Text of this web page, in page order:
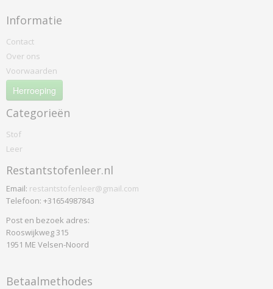
Informatie
Contact
Over ons
Voorwaarden
Herroeping
Categorieën
Stof
Leer
Restantstofenleer.nl
Email: restantstofenleer@gmail.com
Telefoon: +31654987843
Post en bezoek adres:
Rooswijkweg 315
1951 ME Velsen-Noord
Betaalmethodes